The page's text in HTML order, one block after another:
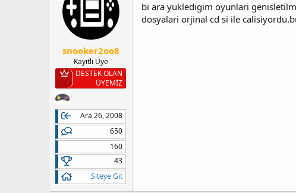
snooker2oo8
Kayıtlı Üye
DESTEK OLAN
ÜYEMİZ
Ara 26, 2008
650
160
43
Siteye Git
bi ara yukledigim oyunlari
dosyalari orjinal cd si ile